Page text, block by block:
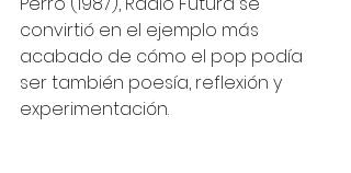
convirtió en el ejemplo más
acabado de cómo el pop podía
ser también poesía, reflexión y
experimentación.